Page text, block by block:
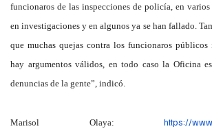
funcionaros de las inspecciones de policía, en varios
en investigaciones y en algunos ya se han fallado.
que muchas quejas contra los funcionaros públicos
hay argumentos válidos, en todo caso la Oficina
denuncias de la gente”, indicó.
Marisol Olaya: https://